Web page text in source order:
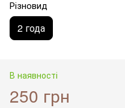
Різновид
2 года
В наявності
250 грн